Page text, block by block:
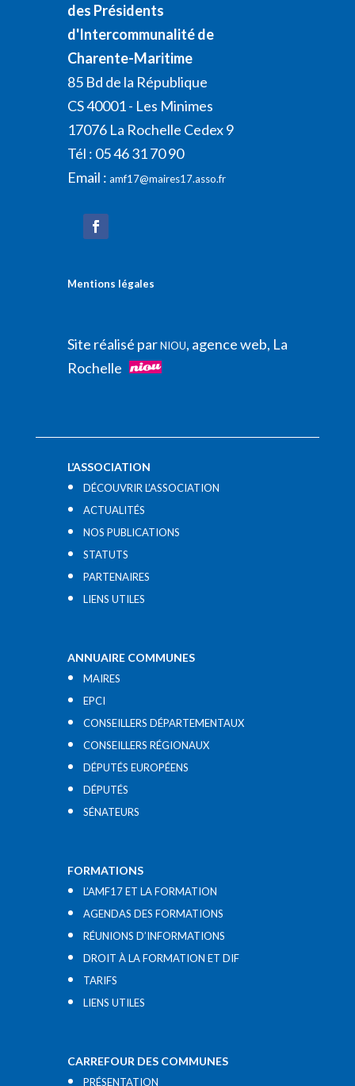
des Présidents
d'Intercommunalité de
Charente-Maritime
85 Bd de la République
CS 40001 - Les Minimes
17076 La Rochelle Cedex 9
Tél : 05 46 31 70 90
Email : amf17@maires17.asso.fr
Mentions légales
Site réalisé parNIOU, agence web, La
Rochelle
L’ASSOCIATION
DÉCOUVRIR L’ASSOCIATION
ACTUALITÉS
NOS PUBLICATIONS
STATUTS
PARTENAIRES
LIENS UTILES​
ANNUAIRE COMMUNES
MAIRES
EPCI
CONSEILLERS DÉPARTEMENTAUX
CONSEILLERS RÉGIONAUX
DÉPUTÉS EUROPÉENS
DÉPUTÉS
SÉNATEURS
FORMATIONS
L’AMF17 ET LA FORMATION
AGENDAS DES FORMATIONS
RÉUNIONS D’INFORMATIONS
DROIT À LA FORMATION ET DIF
TARIFS
LIENS UTILES​
CARREFOUR DES COMMUNES
PRÉSENTATION